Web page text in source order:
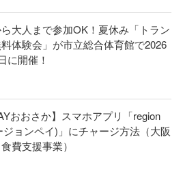
大人まで参加OK！夏休み「トラン
体験会」が市立総合体育館で2026
に開催！
おおさか】スマホアプリ「region
ジョンペイ)」にチャージ方法（大阪
費支援事業）